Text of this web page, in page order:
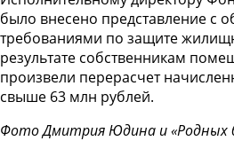
было внесено представление с
требованиями по защите
результате собственникам
произвели перерасчет
свыше 63 млн рублей.
Фото Дмитрия Юдина и «Родных